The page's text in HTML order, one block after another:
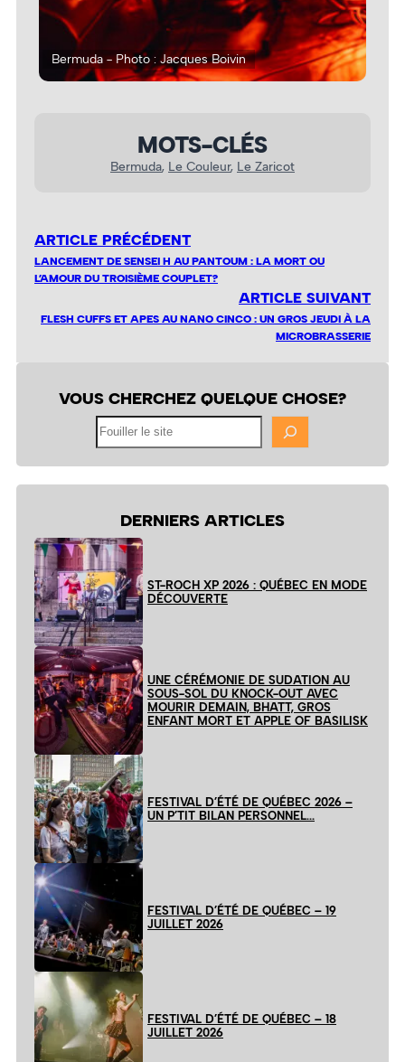
Bermuda - Photo : Jacques Boivin
MOTS-CLÉS
Bermuda, Le Couleur, Le Zaricot
ARTICLE PRÉCÉDENT
LANCEMENT DE SENSEI H AU PANTOUM : LA MORT OU
L’AMOUR DU TROISIÈME COUPLET?
ARTICLE SUIVANT
FLESH CUFFS ET APES AU NANO CINCO : UN GROS JEUDI À LA
MICROBRASSERIE
VOUS CHERCHEZ QUELQUE CHOSE?
DERNIERS ARTICLES
ST-ROCH XP 2026 : QUÉBEC EN MODE
DÉCOUVERTE
UNE CÉRÉMONIE DE SUDATION AU
SOUS-SOL DU KNOCK-OUT AVEC
MOURIR DEMAIN, BHATT, GROS
ENFANT MORT ET APPLE OF BASILISK
FESTIVAL D’ÉTÉ DE QUÉBEC 2026 –
UN P’TIT BILAN PERSONNEL…
FESTIVAL D’ÉTÉ DE QUÉBEC – 19
JUILLET 2026
FESTIVAL D’ÉTÉ DE QUÉBEC – 18
JUILLET 2026